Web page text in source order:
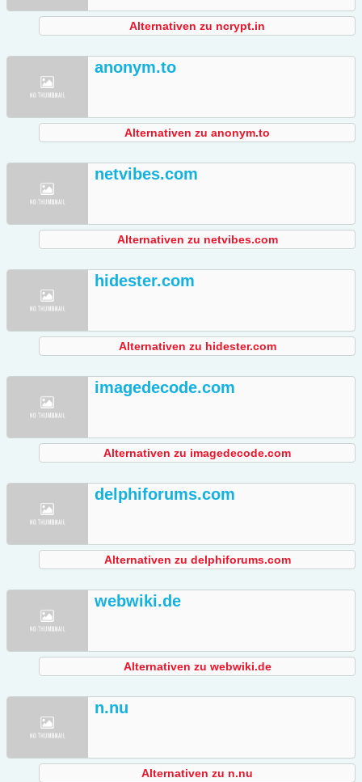
Alternativen zu ncrypt.in
anonym.to
Alternativen zu anonym.to
netvibes.com
Alternativen zu netvibes.com
hidester.com
Alternativen zu hidester.com
imagedecode.com
Alternativen zu imagedecode.com
delphiforums.com
Alternativen zu delphiforums.com
webwiki.de
Alternativen zu webwiki.de
n.nu
Alternativen zu n.nu